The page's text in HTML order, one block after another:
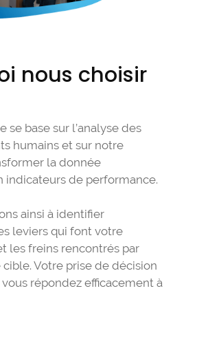
nous choisir
se base sur l’analyse des
humains et sur notre
la donnée
indicateurs de performance.
ainsi à identifier
leviers qui font votre
les freins rencontrés par
Votre prise de décision
répondez efficacement à